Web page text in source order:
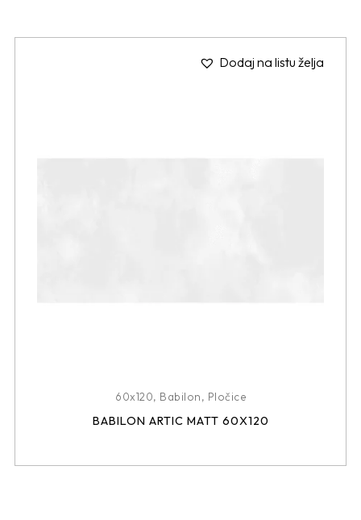
Dodaj na listu želja
60x120, Babilon, Pločice
BABILON ARTIC MATT 60X120